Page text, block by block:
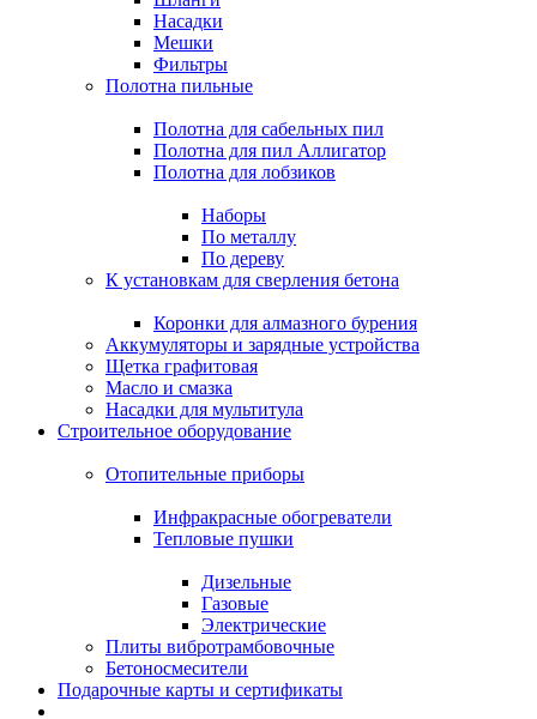
Насадки
Мешки
Фильтры
Полотна пильные
Полотна для сабельных пил
Полотна для пил Аллигатор
Полотна для лобзиков
Наборы
По металлу
По дереву
К установкам для сверления бетона
Коронки для алмазного бурения
Аккумуляторы и зарядные устройства
Щетка графитовая
Масло и смазка
Насадки для мультитула
Строительное оборудование
Отопительные приборы
Инфракрасные обогреватели
Тепловые пушки
Дизельные
Газовые
Электрические
Плиты вибротрамбовочные
Бетоносмесители
Подарочные карты и сертификаты